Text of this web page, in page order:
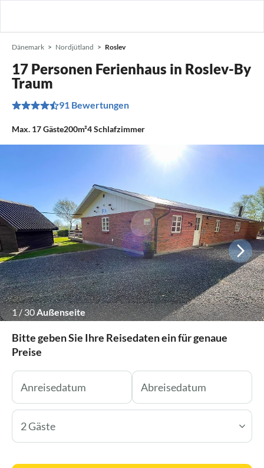
Dänemark Nordjütland Roslev
17 Personen Ferienhaus in Roslev-By
Traum
91 Bewertungen
Max. 17Gäste200m²4Schlafzimmer
1/30Außenseite
Bitte geben Sie Ihre Reisedaten ein für genaue
Preise
2 Gäste